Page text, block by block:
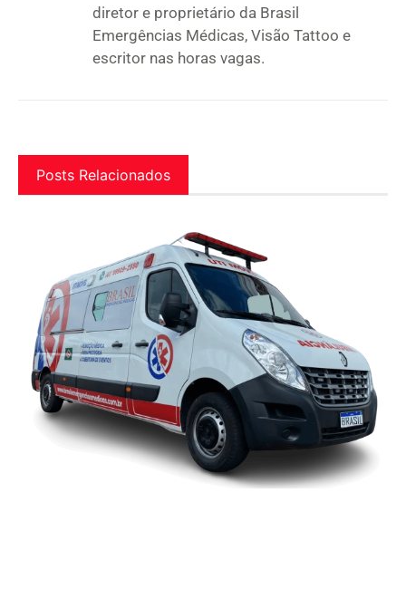
diretor e proprietário da Brasil
Emergências Médicas, Visão Tattoo e
escritor nas horas vagas.
Posts Relacionados